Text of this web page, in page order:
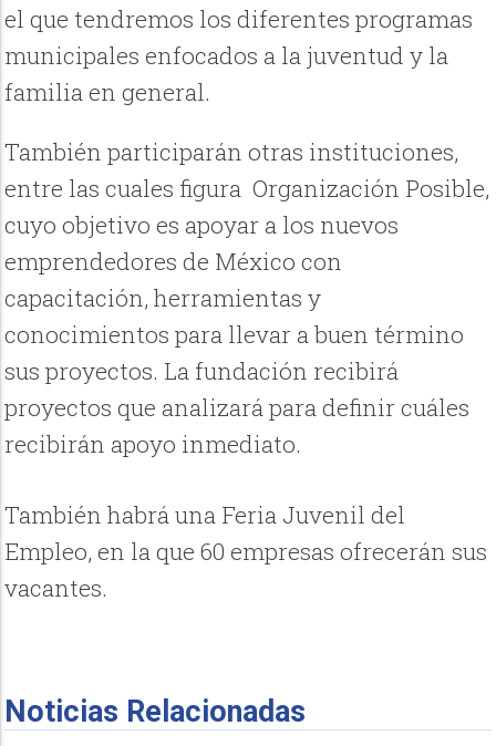
el que tendremos los diferentes programas
municipales enfocados a la juventud y la
familia en general.
También participarán otras instituciones,
entre las cuales figura Organización Posible,
cuyo objetivo es apoyar a los nuevos
emprendedores de México con
capacitación, herramientas y
conocimientos para llevar a buen término
sus proyectos. La fundación recibirá
proyectos que analizará para definir cuáles
recibirán apoyo inmediato.
También habrá una Feria Juvenil del
Empleo, en la que 60 empresas ofrecerán sus
vacantes.
Noticias Relacionadas